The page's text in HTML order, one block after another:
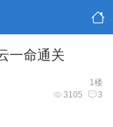
一命通关
1楼
3105 3